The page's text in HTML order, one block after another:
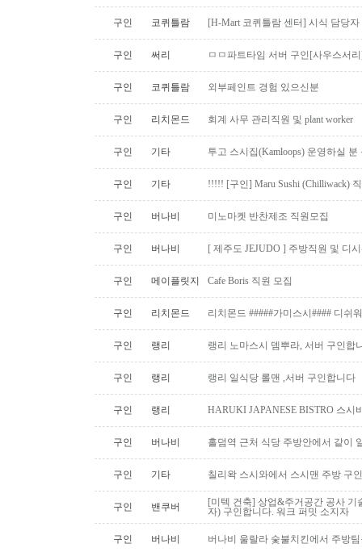
구인 코퀴틀람 [H-Mart 코퀴틀람 센터] 시식 담당
구인 써리 ㅁㅁ파트타임 서버 구인[사우스서
구인 코퀴틀람 외부페인트 경험 있으신분
구인 리치몬드 회계 사무 관리직원 및 plant worker
구인 기타 투고 스시집(Kamloops) 운영하실
구인 기타 !!!!! [구인] Maru Sushi (Chilliwack)
구인 버나비 미노마켓 반찬제조 직원모집
구인 버나비 [ 제주도 JEJUDO ] 주방직원 및 디
구인 메이플릿지 Cafe Boris 직원 모집
구인 리치몬드 리치몬드 #####가미스시#### 디쉬
구인 랭리 랭리 노마스시 뎀뿌라, 서버 구인합
구인 랭리 랭리 일식당 롤맨 ,서버 구인합니다
구인 랭리 HARUKI JAPANESE BISTRO 스시
구인 버나비 홀덤역 근처 식당 주방안에서 같이
구인 기타 칠리왁 스시와에서 스시맨 주방 구
구인 밴쿠버
[미텍 건축] 상업&주거공간 공사
자) 구인합니다. 워크 퍼밋 소지자
구인 버나비 버나비 울랄라 숯불치킨에서 주방